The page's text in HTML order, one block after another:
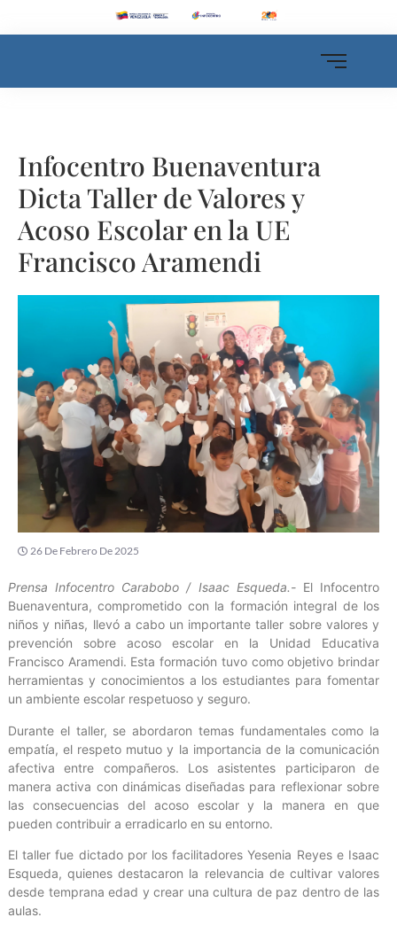
Infocentro Buenaventura
Dicta Taller de Valores y
Acoso Escolar en la UE
Francisco Aramendi
26 De Febrero De 2025
Prensa Infocentro Carabobo / Isaac Esqueda.-El Infocentro
Buenaventura, comprometido con la formación integral de los
niños y niñas, llevó a cabo un importante taller sobre valores y
prevención sobre acoso escolar en la Unidad Educativa
Francisco Aramendi. Esta formación tuvo como objetivo brindar
herramientas y conocimientos a los estudiantes para fomentar
un ambiente escolar respetuoso y seguro.
Durante el taller, se abordaron temas fundamentales como la
empatía, el respeto mutuo y la importancia de la comunicación
afectiva entre compañeros. Los asistentes participaron de
manera activa con dinámicas diseñadas para reflexionar sobre
las consecuencias del acoso escolar y la manera en que
pueden contribuir a erradicarlo en su entorno.
El taller fue dictado por los facilitadores Yesenia Reyes e Isaac
Esqueda, quienes destacaron la relevancia de cultivar valores
desde temprana edad y crear una cultura de paz dentro de las
aulas.